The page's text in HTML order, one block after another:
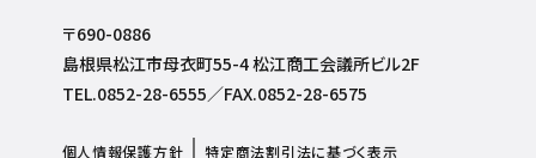
〒690-0886
島根県松江市母衣町55-4 松江商工会議所ビル2F
TEL.0852-28-6555／FAX.0852-28-6575
個人情報保護方針 特定商法割引法に基づく表示